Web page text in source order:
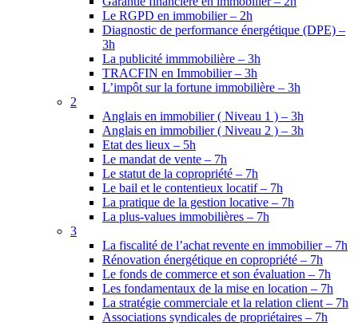
Le RGPD en immobilier – 2h
Diagnostic de performance énergétique (DPE) –
3h
La publicité immmobilière – 3h
TRACFIN en Immobilier – 3h
L’impôt sur la fortune immobilière – 3h
2
Anglais en immobilier ( Niveau 1 ) – 3h
Anglais en immobilier ( Niveau 2 ) – 3h
Etat des lieux – 5h
Le mandat de vente – 7h
Le statut de la copropriété – 7h
Le bail et le contentieux locatif – 7h
La pratique de la gestion locative – 7h
La plus-values immobilières – 7h
3
La fiscalité de l’achat revente en immobilier – 7h
Rénovation énergétique en copropriété – 7h
Le fonds de commerce et son évaluation – 7h
Les fondamentaux de la mise en location – 7h
La stratégie commerciale et la relation client – 7h
Associations syndicales de propriétaires – 7h